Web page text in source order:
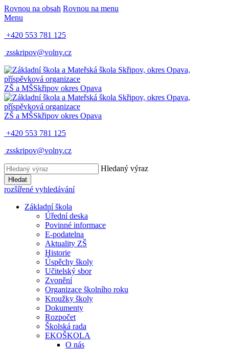
Rovnou na obsah Rovnou na menu
Menu
+420 553 781 125
zsskripov@volny.cz
ZŠ a MŠSkřipov okres Opava
ZŠ a MŠSkřipov okres Opava
+420 553 781 125
zsskripov@volny.cz
Hledaný výraz
Hledat
rozšířené vyhledávání
Základní škola
Úřední deska
Povinné informace
E-podatelna
Aktuality ZŠ
Historie
Úspěchy školy
Učitelský sbor
Zvonění
Organizace školního roku
Kroužky školy
Dokumenty
Rozpočet
Školská rada
EKOŠKOLA
O nás